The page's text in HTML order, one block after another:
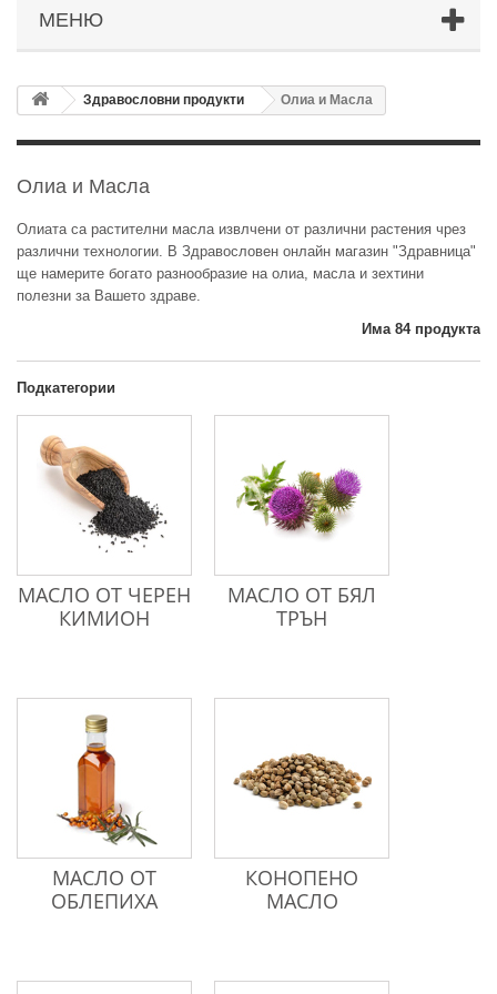
МЕНЮ
Здравословни продукти Олиа и Масла
Олиа и Масла
Олиата са растителни масла извлчени от различни растения чрез
различни технологии. В Здравословен онлайн магазин "Здравница"
ще намерите богато разнообразие на олиа, масла и зехтини
полезни за Вашето здраве.
Има 84 продукта
Подкатегории
МАСЛО ОТ ЧЕРЕН
КИМИОН
МАСЛО ОТ БЯЛ
ТРЪН
МАСЛО ОТ
ОБЛЕПИХА
КОНОПЕНО
МАСЛО